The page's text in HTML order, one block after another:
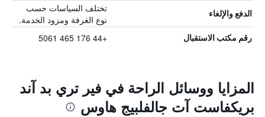
الدفع والإلغاء
تختلف السياسات حسب
نوع الغرفة ومزود الخدمة.
رقم مكتب الاستقبال +44 176 465 5061
المزايا ووسائل الراحة في فير تري بد آند
بريكفاست آت جالفلبيج هاوس